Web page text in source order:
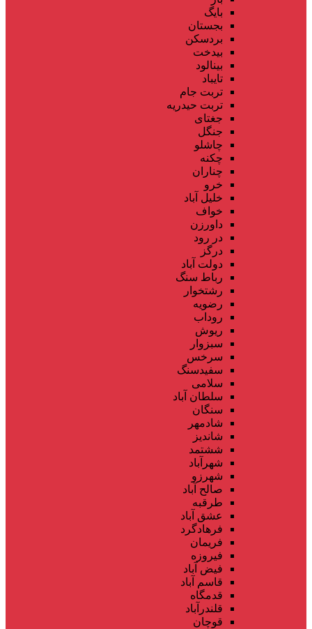
بایگ
بجستان
بردسکن
بیدخت
بینالود
تایباد
تربت جام
تربت حیدریه
جغتای
جنگل
چاشلو
چکنه
چناران
خرو
خلیل آباد
خواف
داورزن
در رود
درگز
دولت آباد
رباط سنگ
رشتخوار
رضویه
روداب
ریوش
سبزوار
سرخس
سفیدسنگ
سلامی
سلطان آباد
سنگان
شادمهر
شاندیز
ششتمد
شهرآباد
شهرزو
صالح آباد
طرقبه
عشق آباد
فرهادگرد
فریمان
فیروزه
فیض آباد
قاسم آباد
قدمگاه
قلندرآباد
قوچان